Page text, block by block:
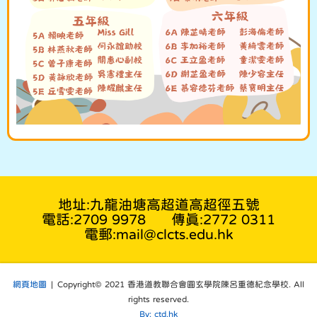
地址:九龍油塘高超道高超徑五號
電話:2709 9978
傳真:2772 0311
電郵:mail@clcts.edu.hk
網頁地圖 | Copyright© 2021 香港道教聯合會圓玄學院陳呂重德紀念學校. All
rights reserved.
By: ctd.hk